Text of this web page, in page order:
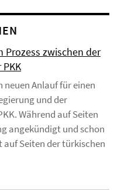
Prozess zwischen der
neuen Anlauf für einen
und der
Während auf Seiten
angekündigt und schon
Seiten der türkischen